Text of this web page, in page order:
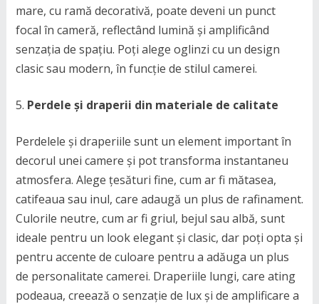
mare, cu ramă decorativă, poate deveni un punct
focal în cameră, reflectând lumină și amplificând
senzația de spațiu. Poți alege oglinzi cu un design
clasic sau modern, în funcție de stilul camerei.
Perdele și draperii din materiale de calitate
Perdelele și draperiile sunt un element important în
decorul unei camere și pot transforma instantaneu
atmosfera. Alege țesături fine, cum ar fi mătasea,
catifeaua sau inul, care adaugă un plus de rafinament.
Culorile neutre, cum ar fi griul, bejul sau albă, sunt
ideale pentru un look elegant și clasic, dar poți opta și
pentru accente de culoare pentru a adăuga un plus
de personalitate camerei. Draperiile lungi, care ating
podeaua, creează o senzație de lux și de amplificare a